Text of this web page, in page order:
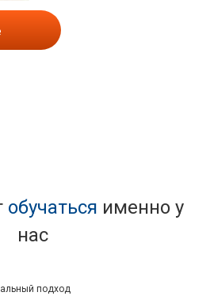
обучаться именно у
нас
подход